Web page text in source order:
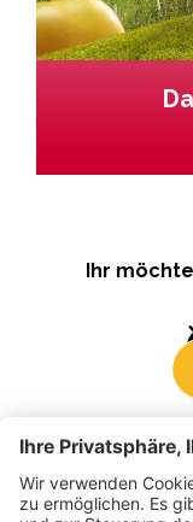
Ihr